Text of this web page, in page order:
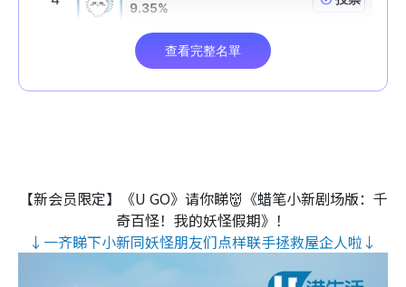
【新会员限定】《U GO》请你睇👹《蜡笔小新剧场版：千
奇百怪！我的妖怪假期》！
↓一齐睇下小新同妖怪朋友们点样联手拯救屋企人啦↓